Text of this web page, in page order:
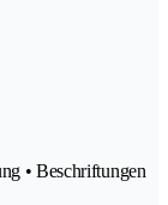
• Beschriftungen